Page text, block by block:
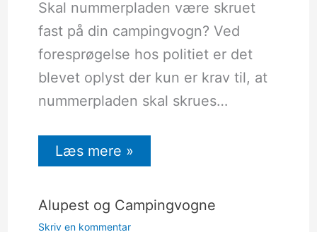
Skal nummerpladen være skruet
fast på din campingvogn? Ved
foresprøgelse hos politiet er det
blevet oplyst der kun er krav til, at
nummerpladen skal skrues…
Læs mere »
Alupest og Campingvogne
Skriv en kommentar